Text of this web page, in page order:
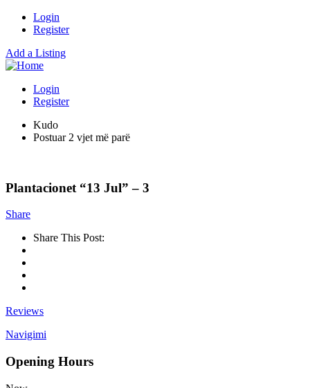
Login
Register
Add a Listing
Login
Register
Kudo
Postuar 2 vjet më parë
Plantacionet “13 Jul” – 3
Share
Share This Post:
Reviews
Navigimi
Opening Hours